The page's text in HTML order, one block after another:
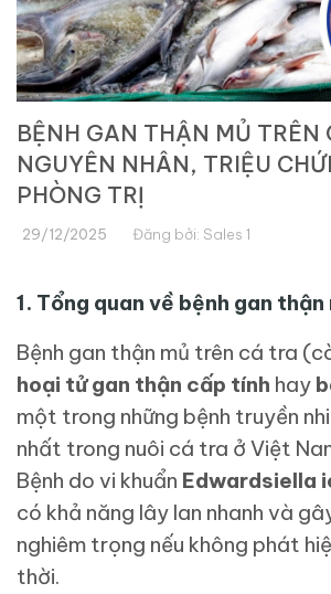
BỆNH GAN THẬN MỦ TRÊN
NGUYÊN NHÂN, TRIỆU
PHÒNG TRỊ
29/12/2025 Đăng bởi: Sales 1
1. Tổng quan về bệnh gan
Bệnh gan thận mủ trên cá tra
hoại tử gan thận cấp tính hay
một trong những bệnh truyền
nhất trong nuôi cá tra ở Việt
Bệnh do vi khuẩn Edwardsiella
có khả năng lây lan nhanh và
nghiêm trọng nếu không phát
thời.